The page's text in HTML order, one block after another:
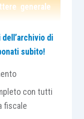
generale
posta in
professionale,
o non soggetta
di
subito!
con tutti
fiscale